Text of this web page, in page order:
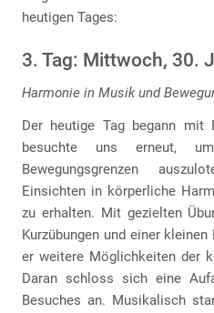
heutigen Tages:
3. Tag: Mittwoch, 30.
Harmonie in Musik und
Der heutige Tag begann mit
besuchte uns erneut, um
Bewegungsgrenzen
Einsichten in körperliche
zu erhalten. Mit gezielten
Kurzübungen und einer
er weitere Möglichkeiten der
Daran schloss sich eine
Besuches an. Musikalisch